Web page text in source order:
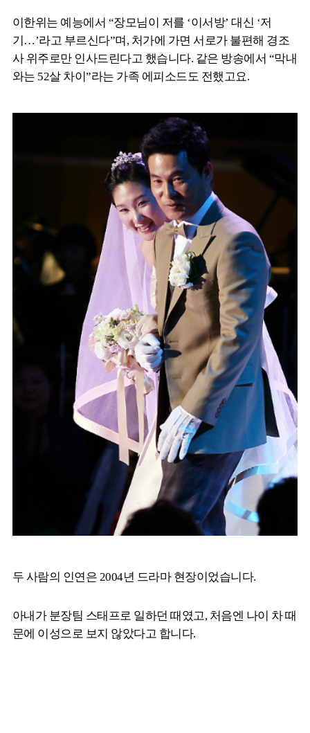
이한위는 예능에서 “장모님이 저를 ‘이서방’ 대신 ‘저
기…’라고 부르신다”며, 처가에 가면 서로가 불편해 경조
사 위주로만 인사드린다고 했습니다. 같은 방송에서 “막내
와는 52살 차이”라는 가족 에피소드도 전했고요.
두 사람의 인연은 2004년 드라마 현장이었습니다.
아내가 분장팀 스태프로 일하던 때였고, 처음엔 나이 차 때
문에 이성으로 보지 않았다고 합니다.